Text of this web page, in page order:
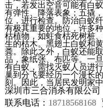
击，若发出空音可能有白
有弹性、降落表象；五撬
位，进行检查。防治白蚁
有极其重要的地位，许多
枯植物，如蛀食枯死树桩
生的枯木。黑翅土白蚁和
粪。除此之外，白蚁还能
品，象纸张、布匹等。一
有白蚁，需找灭蚁人员进
巢到分飞要经历一个漫长
刻。因此，当居民发明家
深圳市三合消杀有限公司
联系电话： 18718568168